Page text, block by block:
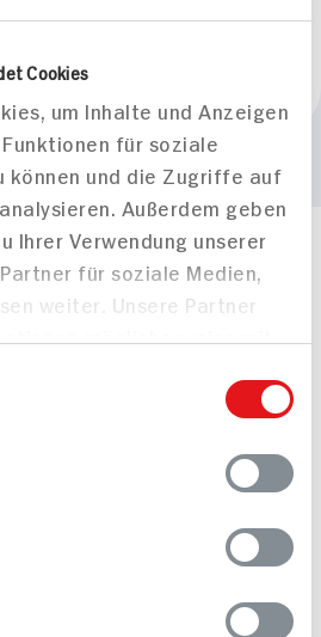
Cookies
um Inhalte und Anzeigen
für soziale
können und die Zugriffe auf
Außerdem geben
Ihrer Verwendung unserer
für soziale Medien,
weiter. Unsere Partner
die sie im Rahmen
FAQ
Ihre Fragen
bis 16 Uhr